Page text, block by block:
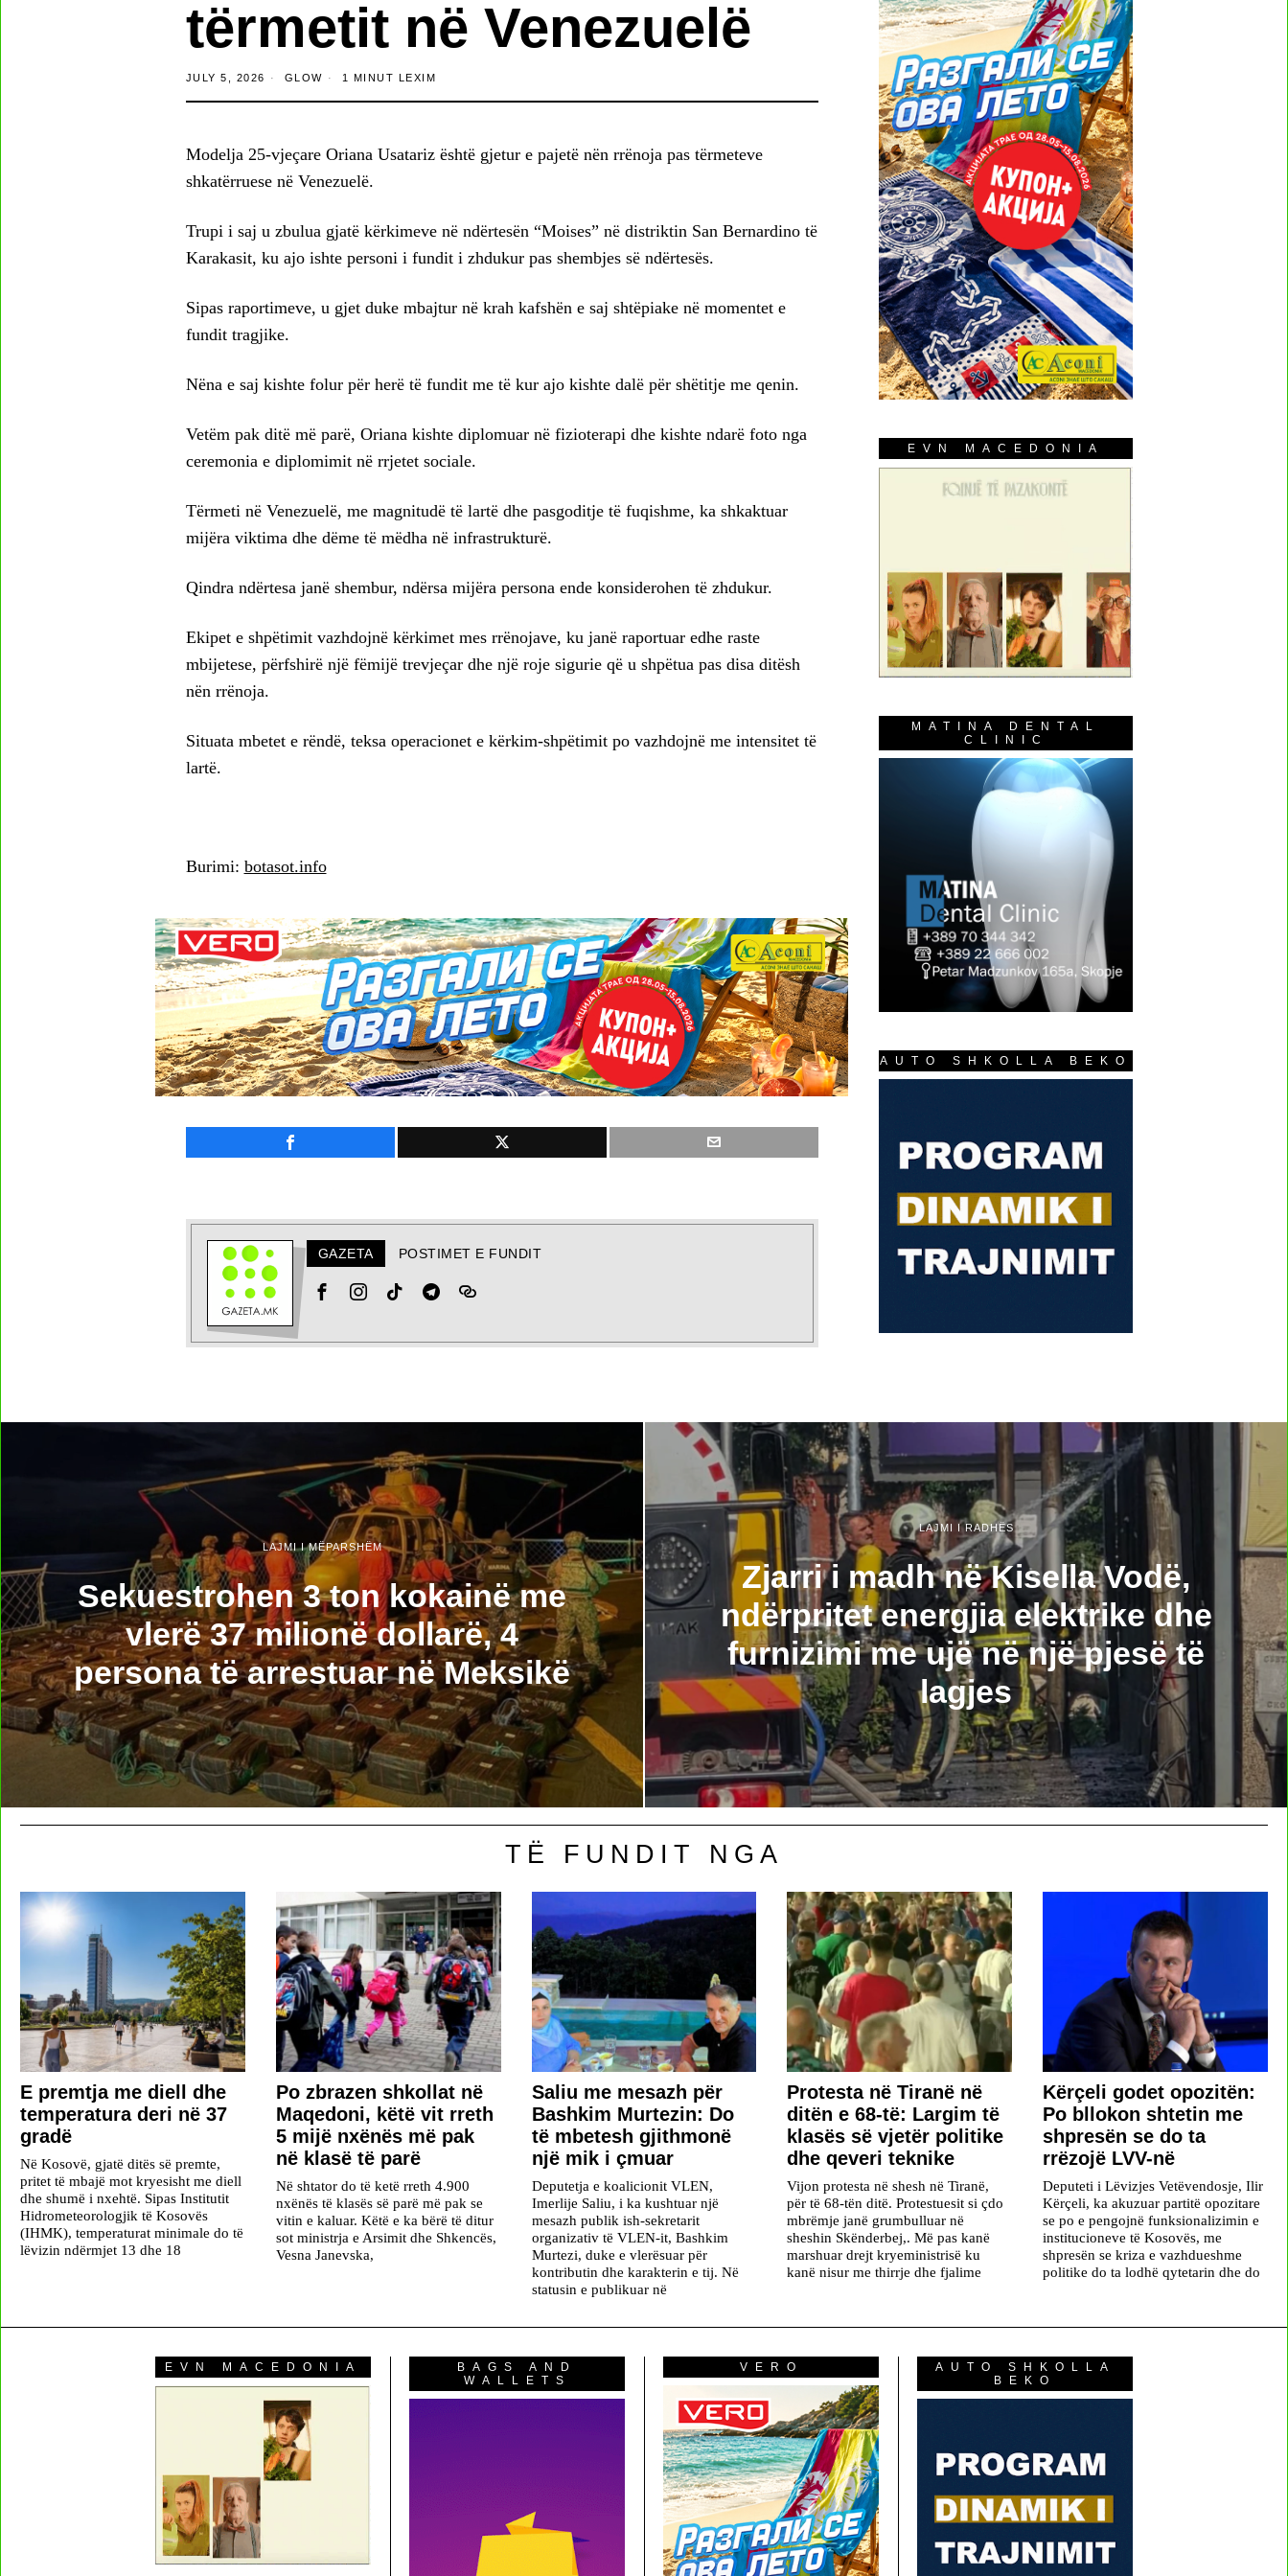
tërmetit në Venezuelë
JULY 5, 2026 GLOW 1 MINUT LEXIM
Modelja 25-vjeçare Oriana Usatariz është gjetur e pajetë nën rrënoja pas tërmeteve
shkatërruese në Venezuelë.
Trupi i saj u zbulua gjatë kërkimeve në ndërtesën “Moises” në distriktin San Bernardino të
Karakasit, ku ajo ishte personi i fundit i zhdukur pas shembjes së ndërtesës.
Sipas raportimeve, u gjet duke mbajtur në krah kafshën e saj shtëpiake në momentet e
fundit tragjike.
Nëna e saj kishte folur për herë të fundit me të kur ajo kishte dalë për shëtitje me qenin.
Vetëm pak ditë më parë, Oriana kishte diplomuar në fizioterapi dhe kishte ndarë foto nga
ceremonia e diplomimit në rrjetet sociale.
Tërmeti në Venezuelë, me magnitudë të lartë dhe pasgoditje të fuqishme, ka shkaktuar
mijëra viktima dhe dëme të mëdha në infrastrukturë.
Qindra ndërtesa janë shembur, ndërsa mijëra persona ende konsiderohen të zhdukur.
Ekipet e shpëtimit vazhdojnë kërkimet mes rrënojave, ku janë raportuar edhe raste
mbijetese, përfshirë një fëmijë trevjeçar dhe një roje sigurie që u shpëtua pas disa ditësh
nën rrënoja.
Situata mbetet e rëndë, teksa operacionet e kërkim-shpëtimit po vazhdojnë me intensitet të
lartë.
Burimi: botasot.info
GAZETA POSTIMET E FUNDIT
EVN MACEDONIA
MATINA DENTAL
CLINIC
AUTO SHKOLLA BEKO
LAJMI I MËPARSHËM
Sekuestrohen 3 ton kokainë me
vlerë 37 milionë dollarë, 4
persona të arrestuar në Meksikë
LAJMI I RADHËS
Zjarri i madh në Kisella Vodë,
ndërpritet energjia elektrike dhe
furnizimi me ujë në një pjesë të
lagjes
TË FUNDIT NGA
E premtja me diell dhe
temperatura deri në 37
gradë
Në Kosovë, gjatë ditës së premte,
pritet të mbajë mot kryesisht me diell
dhe shumë i nxehtë. Sipas Institutit
Hidrometeorologjik të Kosovës
(IHMK), temperaturat minimale do të
lëvizin ndërmjet 13 dhe 18
Po zbrazen shkollat në
Maqedoni, këtë vit rreth
5 mijë nxënës më pak
në klasë të parë
Në shtator do të ketë rreth 4.900
nxënës të klasës së parë më pak se
vitin e kaluar. Këtë e ka bërë të ditur
sot ministrja e Arsimit dhe Shkencës,
Vesna Janevska,
Saliu me mesazh për
Bashkim Murtezin: Do
të mbetesh gjithmonë
një mik i çmuar
Deputetja e koalicionit VLEN,
Imerlije Saliu, i ka kushtuar një
mesazh publik ish-sekretarit
organizativ të VLEN-it, Bashkim
Murtezi, duke e vlerësuar për
kontributin dhe karakterin e tij. Në
statusin e publikuar në
Protesta në Tiranë në
ditën e 68-të: Largim të
klasës së vjetër politike
dhe qeveri teknike
Vijon protesta në shesh në Tiranë,
për të 68-tën ditë. Protestuesit si çdo
mbrëmje janë grumbulluar në
sheshin Skënderbej,. Më pas kanë
marshuar drejt kryeministrisë ku
kanë nisur me thirrje dhe fjalime
Kërçeli godet opozitën:
Po bllokon shtetin me
shpresën se do ta
rrëzojë LVV-në
Deputeti i Lëvizjes Vetëvendosje, Ilir
Kërçeli, ka akuzuar partitë opozitare
se po e pengojnë funksionalizimin e
institucioneve të Kosovës, me
shpresën se kriza e vazhdueshme
politike do ta lodhë qytetarin dhe do
EVN MACEDONIA
BAGS AND
WALLETS
VERO
AUTO SHKOLLA
BEKO